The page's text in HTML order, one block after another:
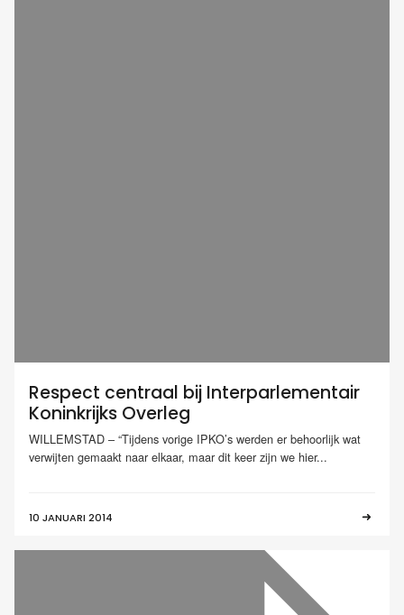
Respect centraal bij Interparlementair
Koninkrijks Overleg
WILLEMSTAD – “Tijdens vorige IPKO’s werden er behoorlijk wat
verwijten gemaakt naar elkaar, maar dit keer zijn we hier...
10 JANUARI 2014